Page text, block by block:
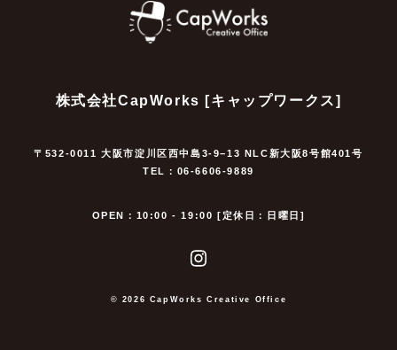
株式会社CapWorks [キャップワークス]
〒532-0011 大阪市淀川区西中島3-9−13 NLC新大阪8号館401号
TEL：06-6606-9889
OPEN：10:00 - 19:00 [定休日：日曜日]
© 2026 CapWorks Creative Office